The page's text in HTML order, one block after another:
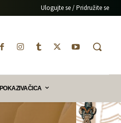
Ulogujte se / Pridružite se
POKAZIVAČICA